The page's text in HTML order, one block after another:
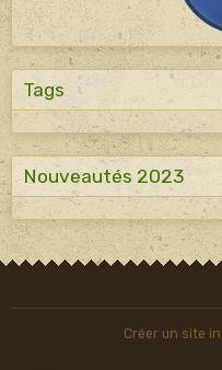
Tags
Nouveautés 2023
Créer un site